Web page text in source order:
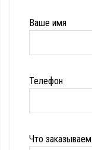
Ваше имя
Телефон
Что заказываем